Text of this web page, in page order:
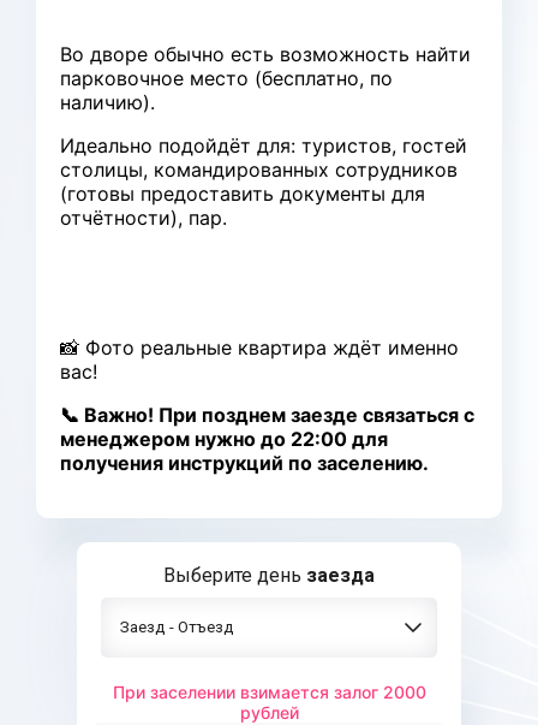
Во дворе обычно есть возможность найти
парковочное место (бесплатно, по
наличию).
Идеально подойдёт для: туристов, гостей
столицы, командированных сотрудников
(готовы предоставить документы для
отчётности), пар.
📸 Фото реальные квартира ждёт именно
вас!
📞 Важно! При позднем заезде связаться с
менеджером нужно до 22:00 для
получения инструкций по заселению.
Выберите день заезда
Заезд - Отъезд
При заселении взимается залог 2000
рублей